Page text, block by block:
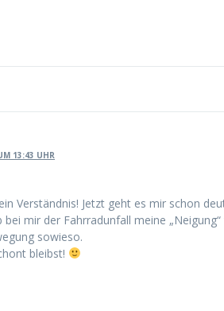
13:43 UHR
Verständnis! Jetzt geht es mir schon
bei mir der Fahrradunfall meine
sowieso.
bleibst!